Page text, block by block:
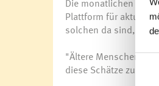
Die monatlichen
Plattform für aktuelle
solchen da sind,
"Ältere Menschen
diese Schätze zu